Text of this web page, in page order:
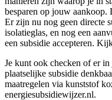
besparen op jouw aankoop.
Er zijn nu nog geen directe
isolatieglas, en nog een
een subsidie accepteren.
Je kunt ook checken of er
plaatselijke subsidie
maatregelen via kunststof
energiesubsidiewijzer.nl.